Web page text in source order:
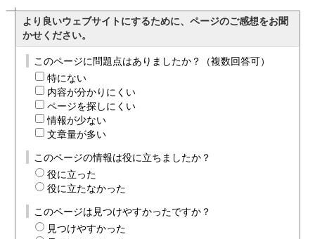
より良いウェブサイトにするために、ページのご感想をお聞
かせください。
このページに問題点はありましたか？（複数回答可）
特にない
内容が分かりにくい
ページを探しにくい
情報が少ない
文章量が多い
このページの情報は役に立ちましたか？
役に立った
役に立たなかった
このページは見つけやすかったですか？
見つけやすかった